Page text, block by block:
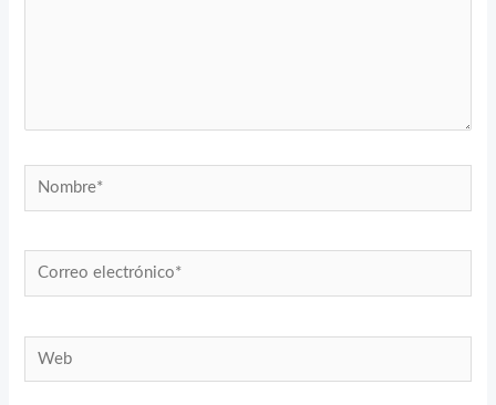
Nombre*
Correo
electrónico*
Web